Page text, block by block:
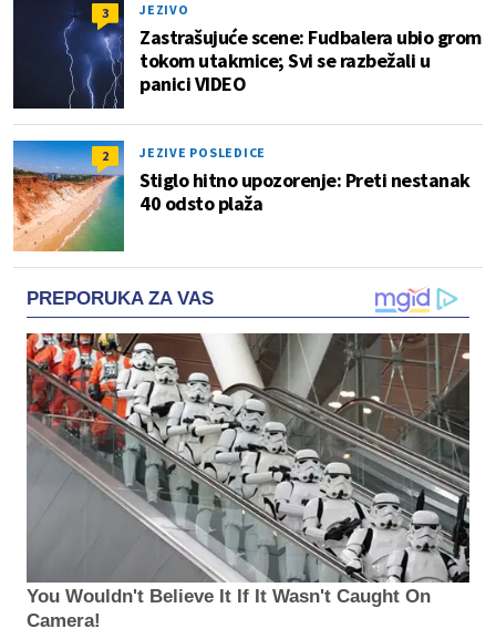
3 JEZIVO
Zastrašujuće scene: Fudbalera ubio grom
tokom utakmice; Svi se razbežali u
panici VIDEO
2 JEZIVE POSLEDICE
Stiglo hitno upozorenje: Preti nestanak
40 odsto plaža
PREPORUKA ZA VAS
You Wouldn't Believe It If It Wasn't Caught On
Camera!